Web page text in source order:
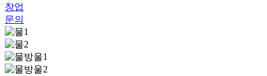
창업
문의